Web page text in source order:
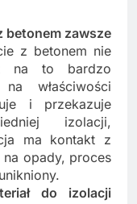
betonem zawsze
z betonem nie
na to bardzo
właściwości
i przekazuje
izolacji,
ma kontakt z
opady, proces
do izolacji